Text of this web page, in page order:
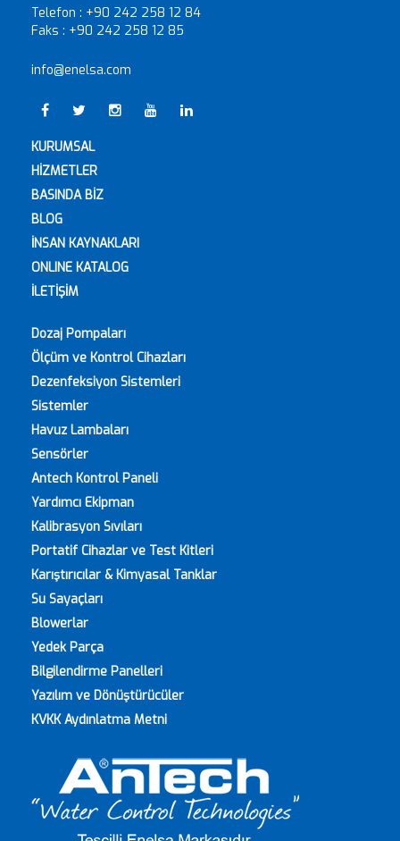
Telefon : +90 242 258 12 84
Faks : +90 242 258 12 85
info@enelsa.com
KURUMSAL
HİZMETLER
BASINDA BİZ
BLOG
İNSAN KAYNAKLARI
ONLINE KATALOG
İLETİŞİM
Dozaj Pompaları
Ölçüm ve Kontrol Cihazları
Dezenfeksiyon Sistemleri
Sistemler
Havuz Lambaları
Sensörler
Antech Kontrol Paneli
Yardımcı Ekipman
Kalibrasyon Sıvıları
Portatif Cihazlar ve Test Kitleri
Karıştırıcılar & Kimyasal Tanklar
Su Sayaçları
Blowerlar
Yedek Parça
Bilgilendirme Panelleri
Yazılım ve Dönüştürücüler
KVKK Aydınlatma Metni